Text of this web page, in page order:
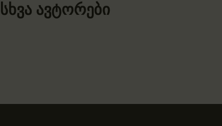
სხვა ავტორები